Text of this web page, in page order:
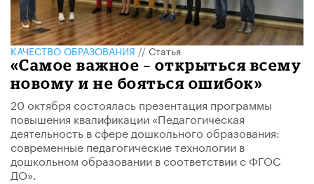
КАЧЕСТВО ОБРАЗОВАНИЯ//Статья
«Самое важное – открыться всему
новому и не бояться ошибок»
20 октября состоялась презентация программы
повышения квалификации «Педагогическая
деятельность в сфере дошкольного образования:
современные педагогические технологии в
дошкольном образовании в соответствии с ФГОС
ДО».